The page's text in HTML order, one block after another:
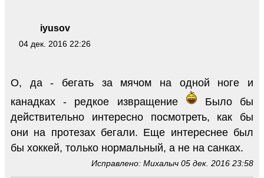
iyusov
04 дек. 2016 22:26
О, да - бегать за мячом на одной ноге и
канадках - редкое извращение
Было бы
действительно интересно посмотреть, как бы
они на протезах бегали. Еще интереснее был
бы хоккей, только нормальный, а не на санках.
Исправлено: Михалыч 05 дек. 2016 23:58